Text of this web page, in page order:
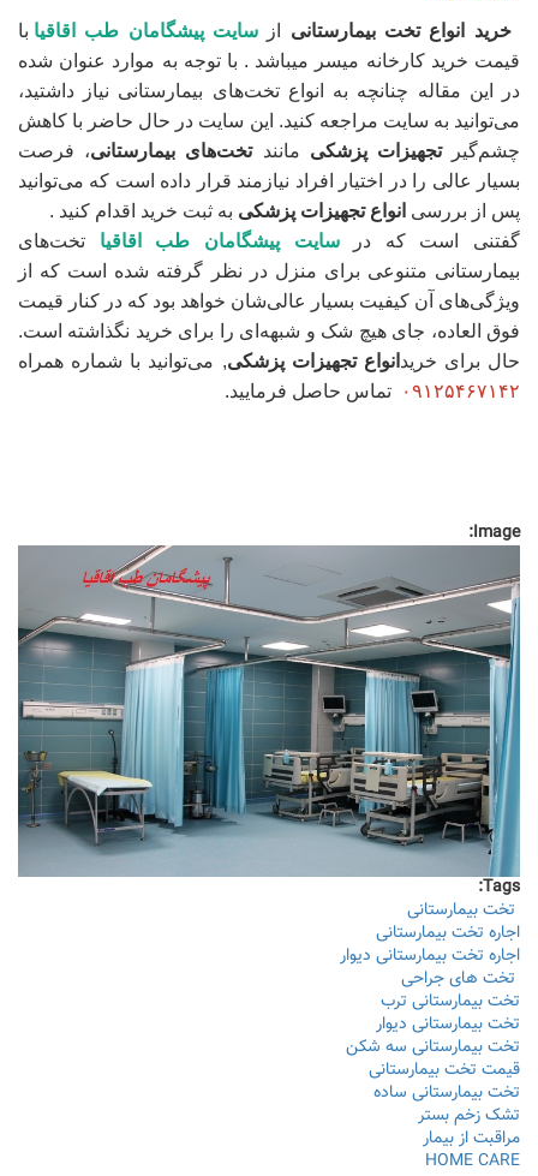
خرید انواع تخت بیمارستانی از سایت پیشگامان طب اقاقیا با
قیمت خرید کارخانه میسر میباشد . با توجه به موارد عنوان شده
در این مقاله چنانچه به انواع تخت‌های بیمارستانی نیاز داشتید،
می‌توانید به سایت مراجعه کنید. این سایت در حال حاضر با کاهش
چشم‌گیرتجهیزات پزشکی مانندتخت‌های بیمارستانی، فرصت
بسیار عالی را در اختیار افراد نیازمند قرار داده است که می‌توانید
پس از بررسی انواع تجهیزات پزشکی به ثبت خرید اقدام کنید .
گفتنی است که در
سایت پیشگامان طب اقاقیا تخت‌های
بیمارستانی متنوعی برای منزل در نظر گرفته شده است که از
ویژگی‌های آن کیفیت بسیار عالی‌شان خواهد بود که در کنار قیمت
فوق العاده، جای هیچ شک و شبهه‌ای را برای خرید نگذاشته است.
حال برای خرید انواع تجهیزات پزشکی, می‌توانید با شماره همراه
۰۹۱۲۵۴۶۷۱۴۲
تماس حاصل فرمایید.
Image:
Tags:
تخت بیمارستانی
اجاره تخت بیمارستانی
اجاره تخت بیمارستانی دیوار
تخت های جراحی
تخت بیمارستانی ترب
تخت بیمارستانی دیوار
تخت بیمارستانی سه شکن
قیمت تخت بیمارستانی
تخت بیمارستانی ساده
تشک زخم بستر
مراقبت از بیمار
HOME CARE